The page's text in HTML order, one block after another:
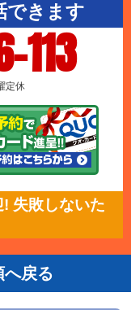
できます
113
定休
失敗しないた
へ戻る